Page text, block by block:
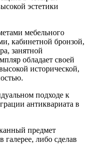
эстетики
мебельного
кабинетной бронзой,
занятной
обладает своей
исторической,
подходе к
антиквариата в
предмет
либо сделав